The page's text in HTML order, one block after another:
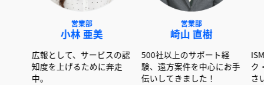
500社以上のサポー
験、遠方案件を中心
伝いしてきました！
広報として、サービスの認
知度を上げるために奔走
の現場経験を活
はコンサルタン
担当。